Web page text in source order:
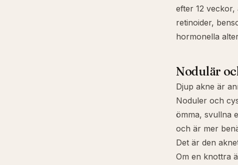
efter 12
retinoider,
hormonella
Nodulär
Djup akne är
Noduler och
ömma, svullna
och är mer
Det är den
Om en knottra